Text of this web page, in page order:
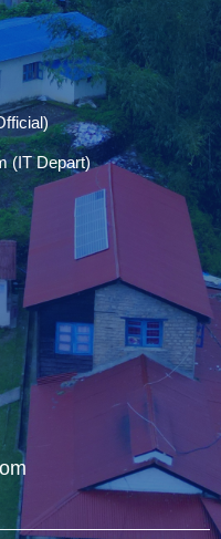
(IT Depart)